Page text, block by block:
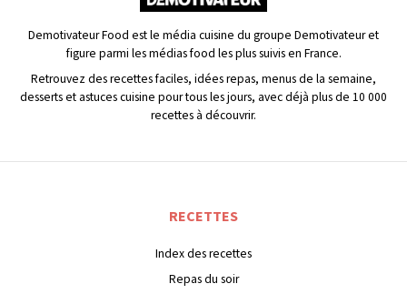
Demotivateur Food est le média cuisine du groupe Demotivateur et
figure parmi les médias food les plus suivis en France.
Retrouvez des recettes faciles, idées repas, menus de la semaine,
desserts et astuces cuisine pour tous les jours, avec déjà plus de 10 000
recettes à découvrir.
RECETTES
Index des recettes
Repas du soir